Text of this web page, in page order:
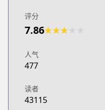
评分
7.86★★★
人气
477
读者
43115